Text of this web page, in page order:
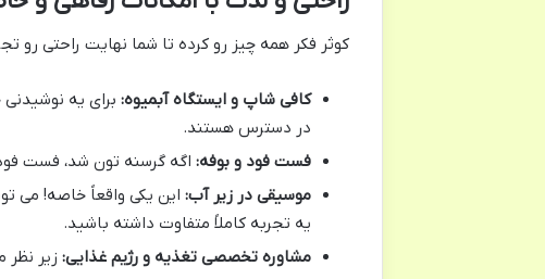
کوثر فکر همه چیز رو کرده تا شما نهایت راحتی رو
کافی شاپ و ایستگاه آبمیوه: برای یه
در دسترس هستند.
فست فود و بوفه: اگه گرسنه تون شد، فست فود
موسیقی در زیر آب: این یکی واقعاً خاصه! می
یه تجربه کاملاً متفاوت داشته باشید.
مشاوره تخصصی تغذیه و رژیم غذایی: زیر